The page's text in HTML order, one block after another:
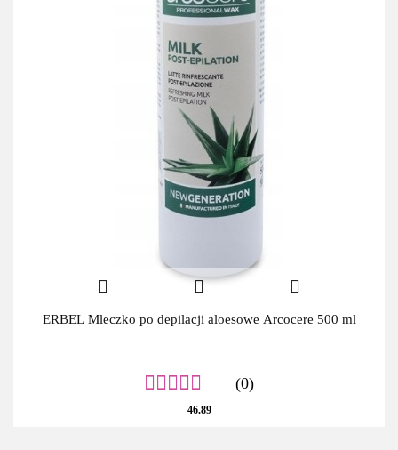
ERBEL Mleczko po depilacji aloesowe Arcocere 500 ml
(0)
46.89